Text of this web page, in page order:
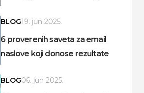
BLOG19. jun 2025.
6 proverenih saveta za email
naslove koji donose rezultate
BLOG06. jun 2025.